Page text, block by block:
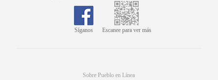
Síganos Escanee para ver más
Sobre Pueblo en Línea